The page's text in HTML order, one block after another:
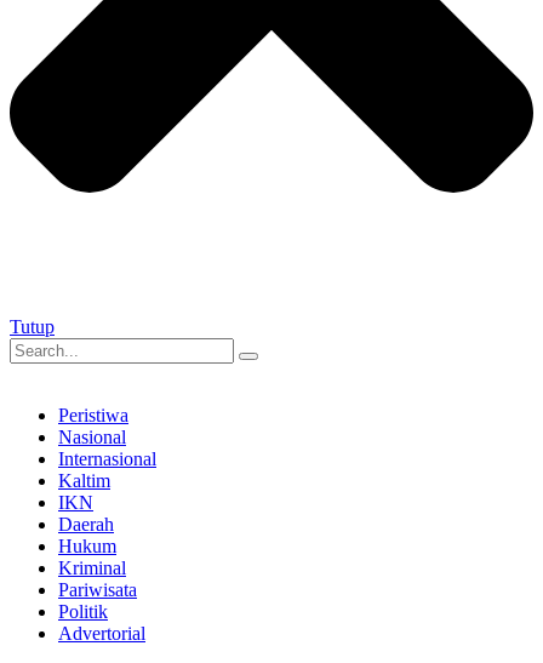
Tutup
Peristiwa
Nasional
Internasional
Kaltim
IKN
Daerah
Hukum
Kriminal
Pariwisata
Politik
Advertorial